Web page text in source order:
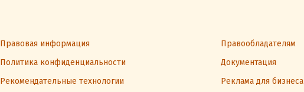
Правовая информация
Правообладателям
Политика конфиденциальности
Документация
Рекомендательные технологии Реклама для бизнеса